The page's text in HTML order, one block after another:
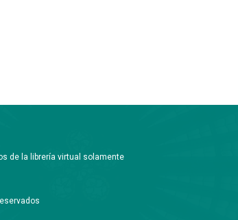
de la librería virtual solamente